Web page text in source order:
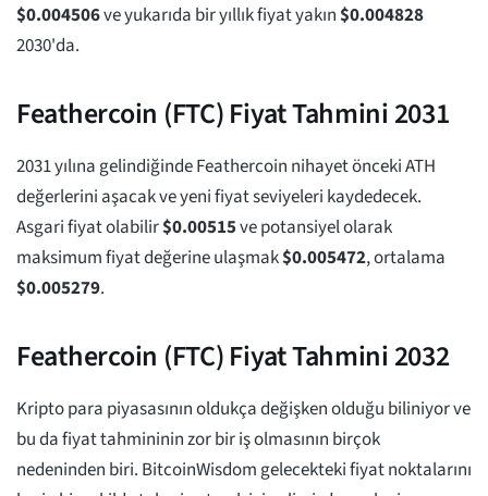
$0.004506ve yukarıda bir yıllık fiyat yakın$0.004828
2030'da.
Feathercoin (FTC) Fiyat Tahmini 2031
2031 yılına gelindiğinde Feathercoin nihayet önceki ATH
değerlerini aşacak ve yeni fiyat seviyeleri kaydedecek.
Asgari fiyat olabilir$0.00515ve potansiyel olarak
maksimum fiyat değerine ulaşmak$0.005472, ortalama
$0.005279.
Feathercoin (FTC) Fiyat Tahmini 2032
Kripto para piyasasının oldukça değişken olduğu biliniyor ve
bu da fiyat tahmininin zor bir iş olmasının birçok
nedeninden biri. BitcoinWisdom gelecekteki fiyat noktalarını